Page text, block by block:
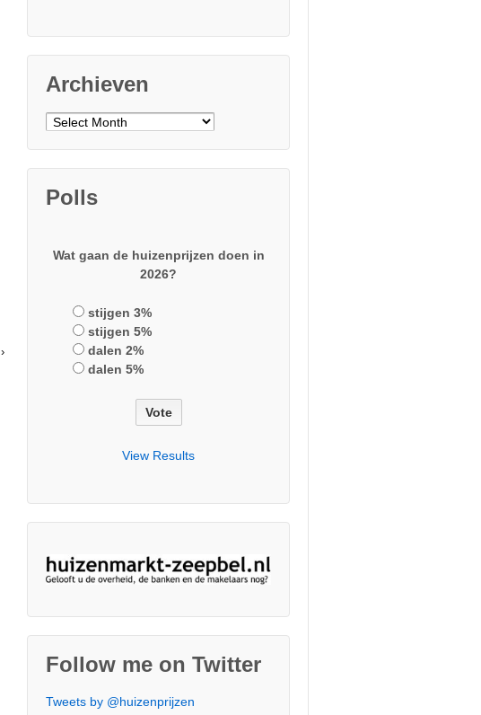
›
Archieven
Archieven
Polls
Wat gaan de huizenprijzen doen in
2026?
stijgen 3%
stijgen 5%
dalen 2%
dalen 5%
View Results
Follow me on Twitter
Tweets by @huizenprijzen